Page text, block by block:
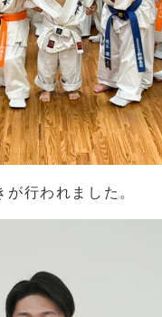
行われました。